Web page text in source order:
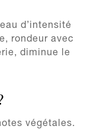
d’intensité
rondeur avec
diminue le
végétales.